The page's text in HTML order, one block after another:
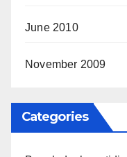
June 2010
November 2009
Categories